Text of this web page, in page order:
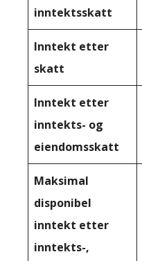
inntektsskatt
Inntekt etter
skatt
Inntekt etter
inntekts- og
eiendomsskatt
Maksimal
disponibel
inntekt etter
inntekts-,